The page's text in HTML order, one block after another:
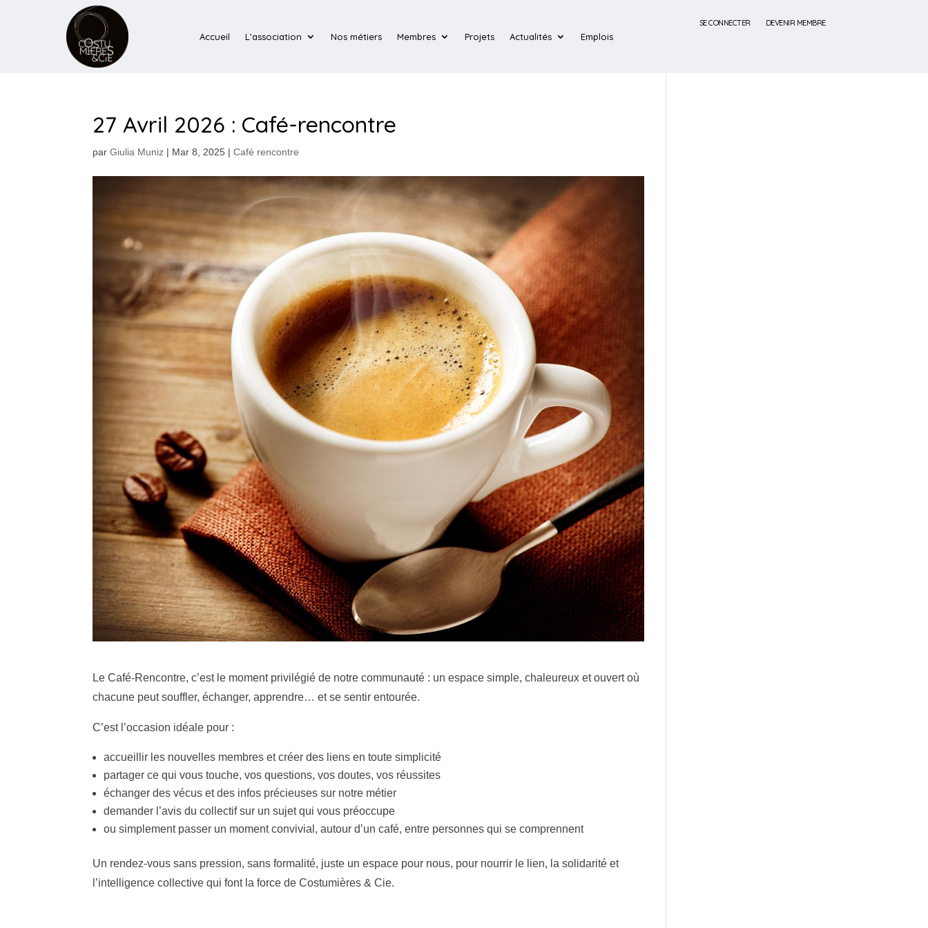
Accueil L’association Nos métiers Membres Projets Actualités Emplois
SE CONNECTER DEVENIR MEMBRE
27 Avril 2026 : Café-rencontre
parGiulia Muniz | Mar 8, 2025 |Café rencontre
Le Café‑Rencontre, c’est le moment privilégié de notre communauté : un espace simple, chaleureux et ouvert où
chacune peut souffler, échanger, apprendre… et se sentir entourée.
C’est l’occasion idéale pour :
accueillir les nouvelles membres et créer des liens en toute simplicité
partager ce qui vous touche, vos questions, vos doutes, vos réussites
échanger des vécus et des infos précieuses sur notre métier
demander l’avis du collectif sur un sujet qui vous préoccupe
ou simplement passer un moment convivial, autour d’un café, entre personnes qui se comprennent
Un rendez‑vous sans pression, sans formalité, juste un espace pour nous, pour nourrir le lien, la solidarité et
l’intelligence collective qui font la force de Costumières & Cie.